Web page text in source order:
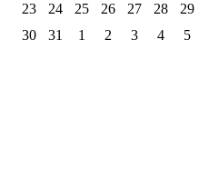
23
24 25 26 27 28
29
30
31 1 2 3 4 5